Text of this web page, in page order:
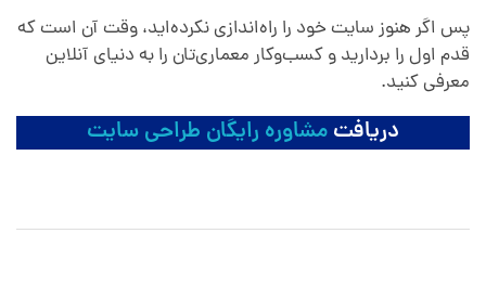
پس اگر هنوز سایت خود را راه‌اندازی نکرده‌اید، وقت آن است که
قدم اول را بردارید و کسب‌وکار معماری‌تان را به دنیای آنلاین
معرفی کنید.
دریافتمشاوره رایگان طراحی سایت